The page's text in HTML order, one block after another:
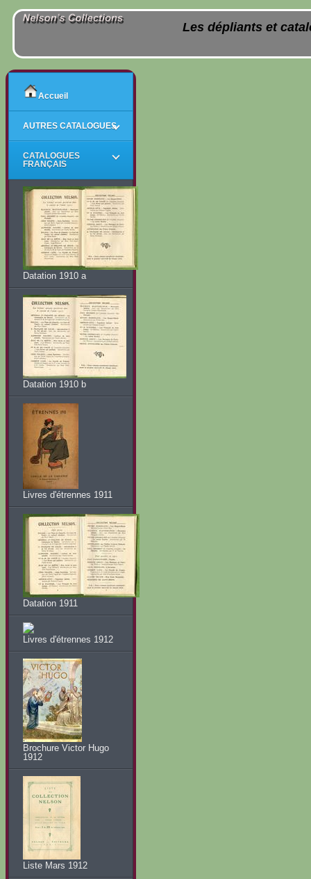
Les dépliants et
Accueil
AUTRES CATALOGUES
CATALOGUES
FRANÇAIS
Datation 1910 a
Datation 1910 b
Livres d'étrennes 1911
Datation 1911
Livres d'étrennes 1912
Brochure Victor Hugo
1912
Liste Mars 1912